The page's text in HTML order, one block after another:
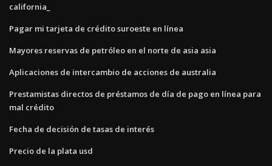
california_
Pagar mi tarjeta de crédito suroeste en línea
Mayores reservas de petróleo en el norte de asia asia
Aplicaciones de intercambio de acciones de australia
Prestamistas directos de préstamos de día de pago en línea para
mal crédito
Fecha de decisión de tasas de interés
Precio de la plata usd